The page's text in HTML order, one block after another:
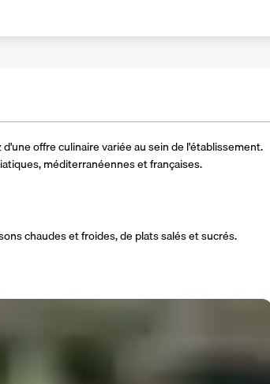
offre culinaire variée au sein de l'établissement.
méditerranéennes et françaises.
chaudes et froides, de plats salés et sucrés.